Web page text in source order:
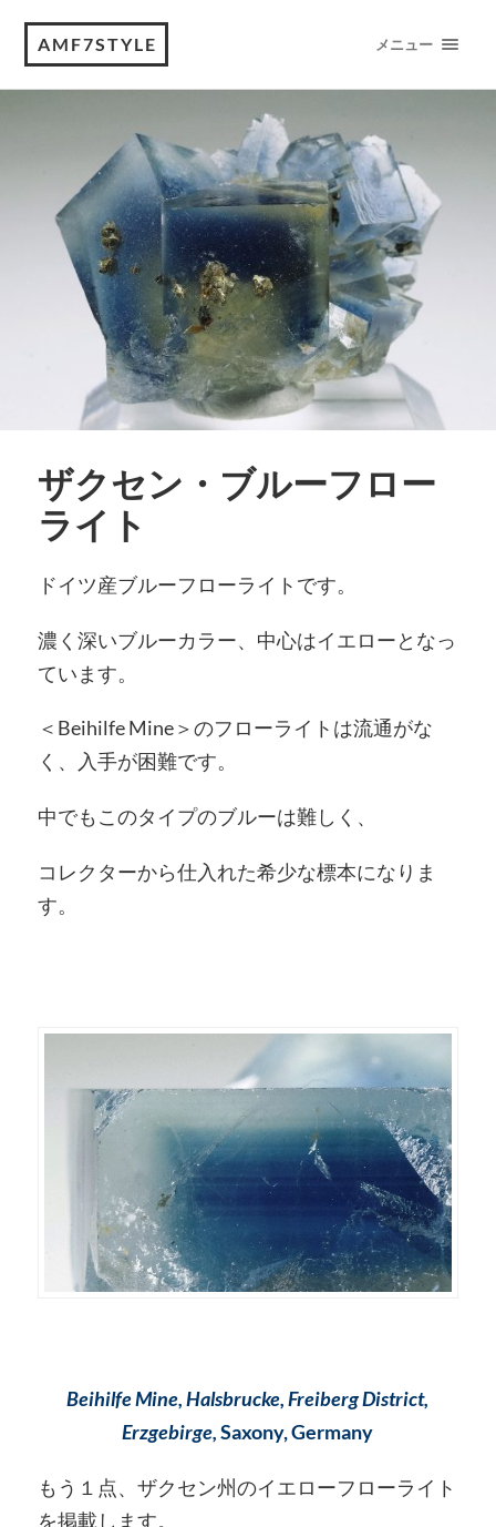
AMF7STYLE メニュー
ザクセン・ブルーフロー
ライト
ドイツ産ブルーフローライトです。
濃く深いブルーカラー、中心はイエローとなっ
ています。
＜Beihilfe Mine＞のフローライトは流通がな
く、入手が困難です。
中でもこのタイプのブルーは難しく、
コレクターから仕入れた希少な標本になりま
す。
Beihilfe Mine, Halsbrucke, Freiberg District,
Erzgebirge,Saxony, Germany
もう１点、ザクセン州のイエローフローライト
を掲載します。